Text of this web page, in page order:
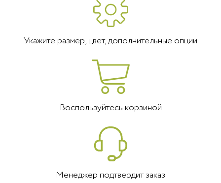
Укажите размер, цвет, дополнительные опции
Воспользуйтесь корзиной
Менеджер подтвердит заказ